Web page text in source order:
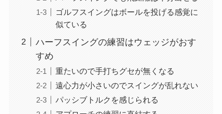
ゴルフスイングはボールを投げる感覚に
似ている
ハーフスイングの練習はウェッジがおす
すめ
重たいので手打ちグセが無くなる
遠心力が小さいのでスイングが乱れない
パッシブトルクを感じられる